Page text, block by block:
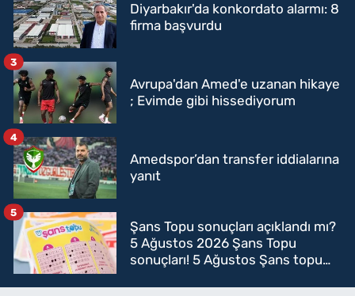
Diyarbakır'da konkordato alarmı: 8
firma başvurdu
Avrupa'dan Amed'e uzanan hikaye
; Evimde gibi hissediyorum
3
Amedspor’dan transfer iddialarına
yanıt
4
Şans Topu sonuçları açıklandı mı?
5 Ağustos 2026 Şans Topu
sonuçları! 5 Ağustos Şans topu
5